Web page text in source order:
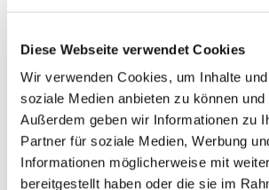
Diese Webseite verwendet Cookies
Wir verwenden Cookies, um Inhalte
soziale Medien anbieten zu können
Außerdem geben wir Informationen zu
Partner für soziale Medien, Werbung
Informationen möglicherweise mit
bereitgestellt haben oder die sie im
Integrierte Grafik : AMD Radeon
Graphics (2 Kerne, RDNA 2)
KI-Beschleuniger : nein
PCIe : 28 Lanes, PCIe 5.0 & 4.0
Übertaktbar : ja (freier
Multiplikator)